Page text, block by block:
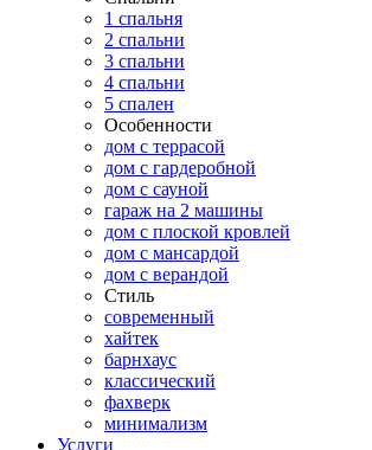
1 спальня
2 спальни
3 спальни
4 спальни
5 спален
Особенности
дом с террасой
дом с гардеробной
дом с сауной
гараж на 2 машины
дом с плоской кровлей
дом с мансардой
дом с верандой
Стиль
современный
хайтек
барнхаус
классический
фахверк
минимализм
Услуги